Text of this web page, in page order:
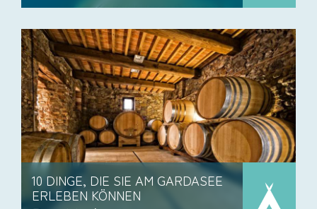
10 DINGE, DIE SIE AM GARDASEE
ERLEBEN KÖNNEN